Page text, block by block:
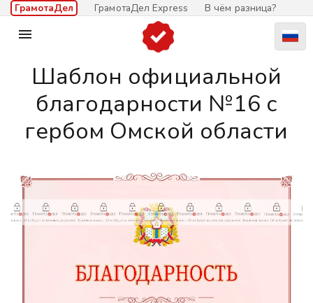
ГрамотаДел ГрамотаДел Express В чём разница?

Шаблон официальной
благодарности №16 c
гербом Омской области